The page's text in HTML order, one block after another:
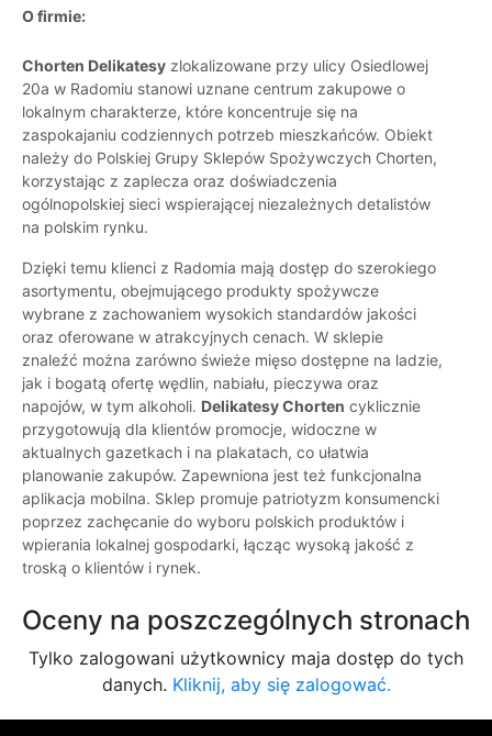
O firmie:
Chorten Delikatesy zlokalizowane przy ulicy Osiedlowej
20a w Radomiu stanowi uznane centrum zakupowe o
lokalnym charakterze, które koncentruje się na
zaspokajaniu codziennych potrzeb mieszkańców. Obiekt
należy do Polskiej Grupy Sklepów Spożywczych Chorten,
korzystając z zaplecza oraz doświadczenia
ogólnopolskiej sieci wspierającej niezależnych detalistów
na polskim rynku.
Dzięki temu klienci z Radomia mają dostęp do szerokiego
asortymentu, obejmującego produkty spożywcze
wybrane z zachowaniem wysokich standardów jakości
oraz oferowane w atrakcyjnych cenach. W sklepie
znaleźć można zarówno świeże mięso dostępne na ladzie,
jak i bogatą ofertę wędlin, nabiału, pieczywa oraz
napojów, w tym alkoholi. Delikatesy Chorten cyklicznie
przygotowują dla klientów promocje, widoczne w
aktualnych gazetkach i na plakatach, co ułatwia
planowanie zakupów. Zapewniona jest też funkcjonalna
aplikacja mobilna. Sklep promuje patriotyzm konsumencki
poprzez zachęcanie do wyboru polskich produktów i
wpierania lokalnej gospodarki, łącząc wysoką jakość z
troską o klientów i rynek.
Oceny na poszczególnych stronach
Tylko zalogowani użytkownicy maja dostęp do tych
danych. Kliknij, aby się zalogować.